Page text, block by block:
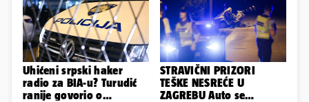
Uhićeni srpski haker
radio za BIA-u? Turudić
ranije govorio o
STRAVIČNI PRIZORI
TEŠKE NESREĆE U
ZAGREBU Auto se